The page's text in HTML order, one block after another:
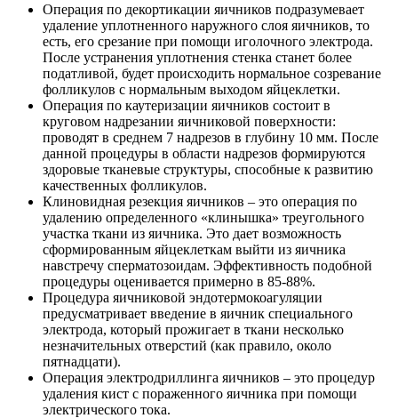
Операция по декортикации яичников подразумевает
удаление уплотненного наружного слоя яичников, то
есть, его срезание при помощи иголочного электрода.
После устранения уплотнения стенка станет более
податливой, будет происходить нормальное созревание
фолликулов с нормальным выходом яйцеклетки.
Операция по каутеризации яичников состоит в
круговом надрезании яичниковой поверхности:
проводят в среднем 7 надрезов в глубину 10 мм. После
данной процедуры в области надрезов формируются
здоровые тканевые структуры, способные к развитию
качественных фолликулов.
Клиновидная резекция яичников – это операция по
удалению определенного «клинышка» треугольного
участка ткани из яичника. Это дает возможность
сформированным яйцеклеткам выйти из яичника
навстречу сперматозоидам. Эффективность подобной
процедуры оценивается примерно в 85-88%.
Процедура яичниковой эндотермокоагуляции
предусматривает введение в яичник специального
электрода, который прожигает в ткани несколько
незначительных отверстий (как правило, около
пятнадцати).
Операция электродриллинга яичников – это процедур
удаления кист с пораженного яичника при помощи
электрического тока.